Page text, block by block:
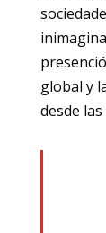
global y
desde